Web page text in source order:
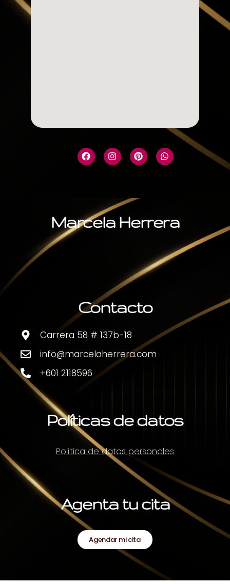
Marcela Herrera
Contacto
Carrera 58 # 137b-18
info@marcelaherrera.com
+601 2118596
Políticas de datos
Política de datos personales
Agenta tu cita
Agendar mi cita